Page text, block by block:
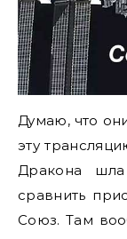
Думаю, что
эту
Дракона
сравнить
Союз. Там